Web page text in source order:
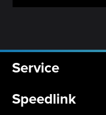
Service
Speedlink